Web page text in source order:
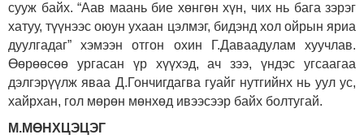
сууж байх. “Аав маань бие хөнгөн хүн, чих нь бага зэрэг
хатуу, түүнээс оюун ухаан цэлмэг, бидэнд хол ойрын яриа
дуулгадаг” хэмээн отгон охин Г.Даваадулам хуучлав.
Өөрөөсөө ургасан үр хүүхэд, ач зээ, үндэс угсаагаа
дэлгэрүүлж яваа Д.Гончигдагва гуайг нутгийнх нь уул ус,
хайрхан, гол мөрөн мөнхөд ивээсээр байх болтугай.
М.МӨНХЦЭЦЭГ